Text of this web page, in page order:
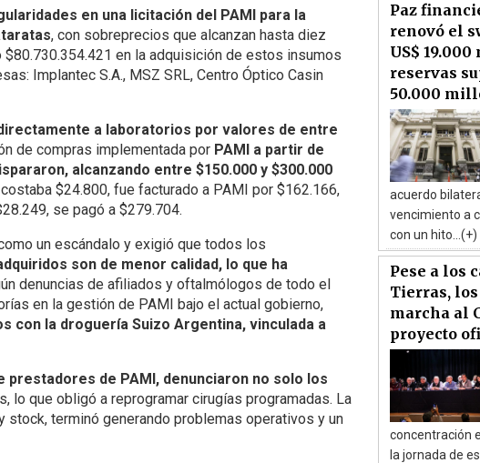
en una licitación del PAMI para la
, con sobreprecios que alcanzan hasta diez
en la adquisición de estos insumos
Implantec S.A., MSZ SRL, Centro Óptico Casin
a laboratorios por valores de entre
de compras implementada por PAMI a partir de
alcanzando entre $150.000 y $300.000
$24.800, fue facturado a PAMI por $162.166,
se pagó a $279.704.
un escándalo y exigió que todos los
son de menor calidad, lo que ha
denuncias de afiliados y oftalmólogos de todo el
en la gestión de PAMI bajo el actual gobierno,
con la droguería Suizo Argentina, vinculada a
prestadores de PAMI, denunciaron no solo los
lo que obligó a reprogramar cirugías programadas. La
terminó generando problemas operativos y un
Paz
renovó el
US$
reservas
50.000
acuerdo
vencimiento a
con un hito...(+)
Pese a los
Tierras,
marcha al
proyecto
concentración
la jornada de